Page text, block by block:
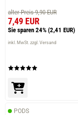
alter Preis 9,90 EUR
7,49 EUR
Sie sparen 24% (2,41 EUR)
inkl. MwSt. zzgl. Versand
PODS